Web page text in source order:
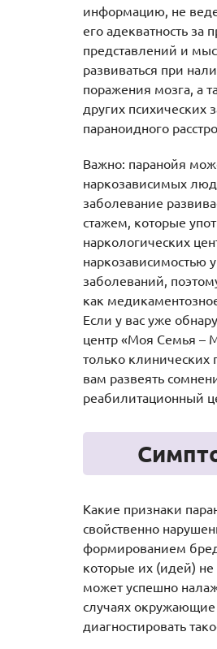
информацию, не
его адекватность
представлений и
развиваться при
поражения мозга, а
других психических
параноидного
Важно: паранойя
наркозависимых
заболевание
стажем, которые
наркологических
наркозависимостью
заболеваний,
как
Если у вас уже
центр «Моя Семья –
только клинических
вам развеять
реабилитационный
Какие признаки
свойственно
формированием
которые их (идей) не
может успешно
случаях
диагностировать